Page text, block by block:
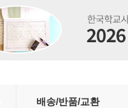
배송/반품/교환